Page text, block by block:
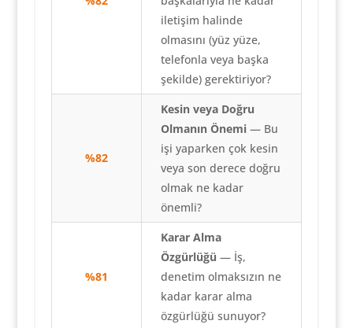
iletişim halinde
olmasını (yüz yüze,
telefonla veya başka
şekilde) gerektiriyor?
%82
Kesin veya Doğru
Olmanın Önemi— Bu
işi yaparken çok kesin
veya son derece doğru
olmak ne kadar
önemli?
%81
Karar Alma
Özgürlüğü — İş,
denetim olmaksızın ne
kadar karar alma
özgürlüğü sunuyor?